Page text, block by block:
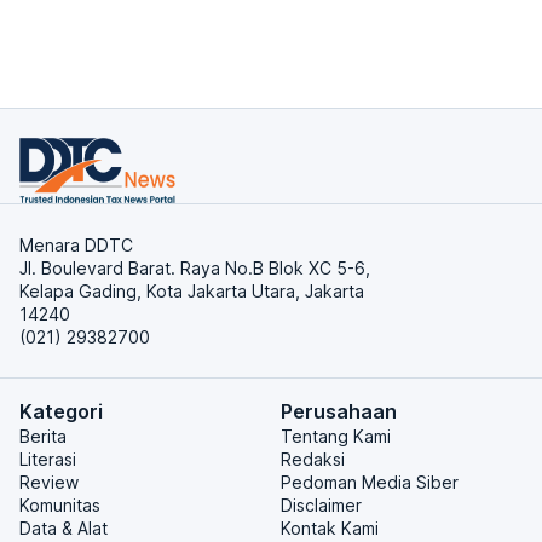
Menara DDTC
Jl. Boulevard Barat. Raya No.B Blok XC 5-6,
Kelapa Gading, Kota Jakarta Utara, Jakarta
14240
(021) 29382700
Kategori
Berita
Literasi
Review
Komunitas
Data & Alat
Perusahaan
Tentang Kami
Redaksi
Pedoman Media Siber
Disclaimer
Kontak Kami